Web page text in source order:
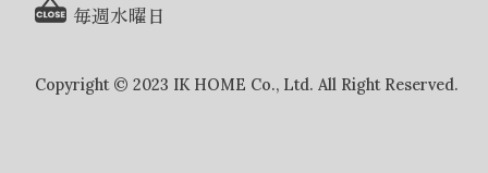
毎週水曜日
Copyright © 2023 IK HOME Co., Ltd. All Right Reserved.